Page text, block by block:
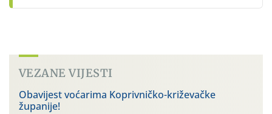
VEZANE VIJESTI
Obavijest voćarima Koprivničko-križevačke
županije!